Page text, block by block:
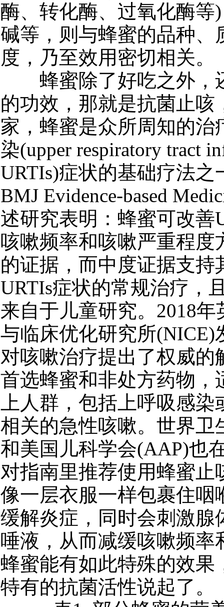
酶、转化酶、过氧化酶等
碱等，则与蜂蜜的品种、
度，乃至效用密切相关。
蜂蜜除了好吃之外，
的功效，那就是抗菌止咳
家，蜂蜜是众所周知的治
染(upper respiratory tract
URTIs)症状的基础疗法之
BMJ Evidence-based
述研究表明：蜂蜜可改善
咳嗽频率和咳嗽严重程度
的证据，而中度证据支持
URTIs症状的常规治疗，
来自于儿童研究。2018年
与临床优化研究所(NICE)
对咳嗽治疗提出了权威的
首选蜂蜜和非处方药物，
上人群，包括上呼吸感
相关的急性咳嗽。世界卫
和美国儿科学会(AAP)也
对指南里推荐使用蜂蜜止
像一层衣服一样包裹住咽
缓解炎症，同时会刺激腺
唾液，从而减缓咳嗽频率
蜂蜜能有如此特殊的效果
特有的抗菌活性说起了。